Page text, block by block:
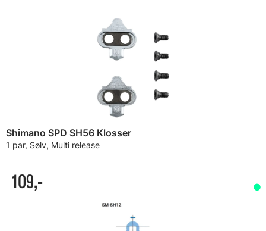
Shimano SPD SH56 Klosser
1 par, Sølv, Multi release
109,-